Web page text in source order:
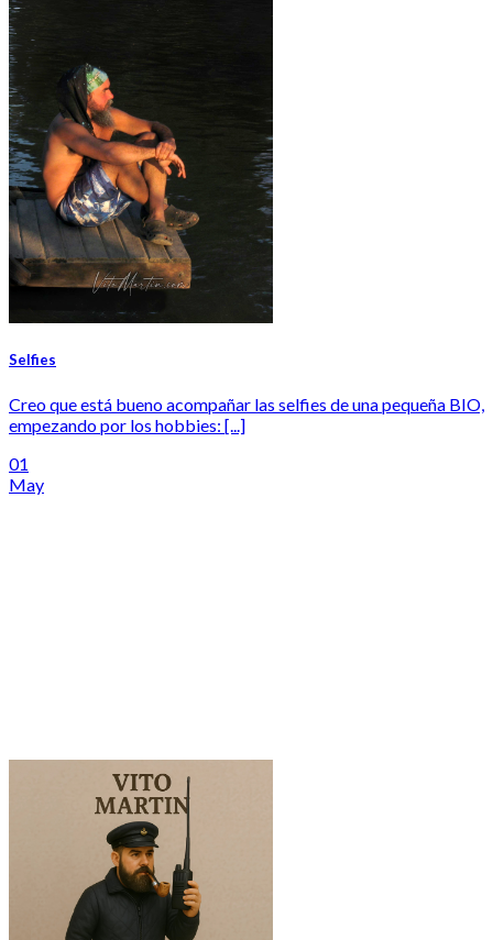
Selfies
Creo que está bueno acompañar las selfies de una pequeña BIO,
empezando por los hobbies: [...]
01
May